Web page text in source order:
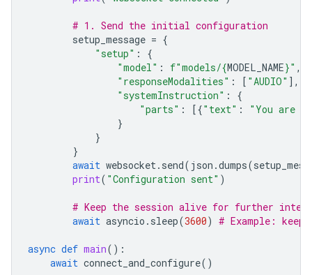
# 1. Send the initial configuration
setup_message = {
"setup" :
{
"model" : f"models/{MODEL_NAME}" ,
"responseModalities" : [ "AUDIO" ],
"systemInstruction" :
{
"parts" : [{"text" :
"You are
}
}
}
await websocket. send( json .dumps(
print( "Configuration sent" )
# Keep the session alive for further
await asyncio . sleep(3600) # Example:
async def main():
await connect_and_configure()